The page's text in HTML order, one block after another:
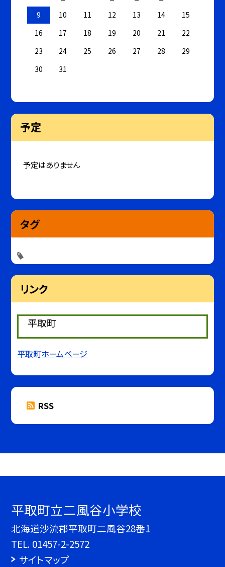
9
10 11 12 13 14
15
16
17 18 19 20 21
22
23
24 25 26 27 28
29
30
31
予定
予定はありません
タグ
リンク
平取町
平取町ホームページ
RSS
平取町立二風谷小学校
北海道沙流郡平取町二風谷28番1
TEL. 01457-2-2572
サイトマップ